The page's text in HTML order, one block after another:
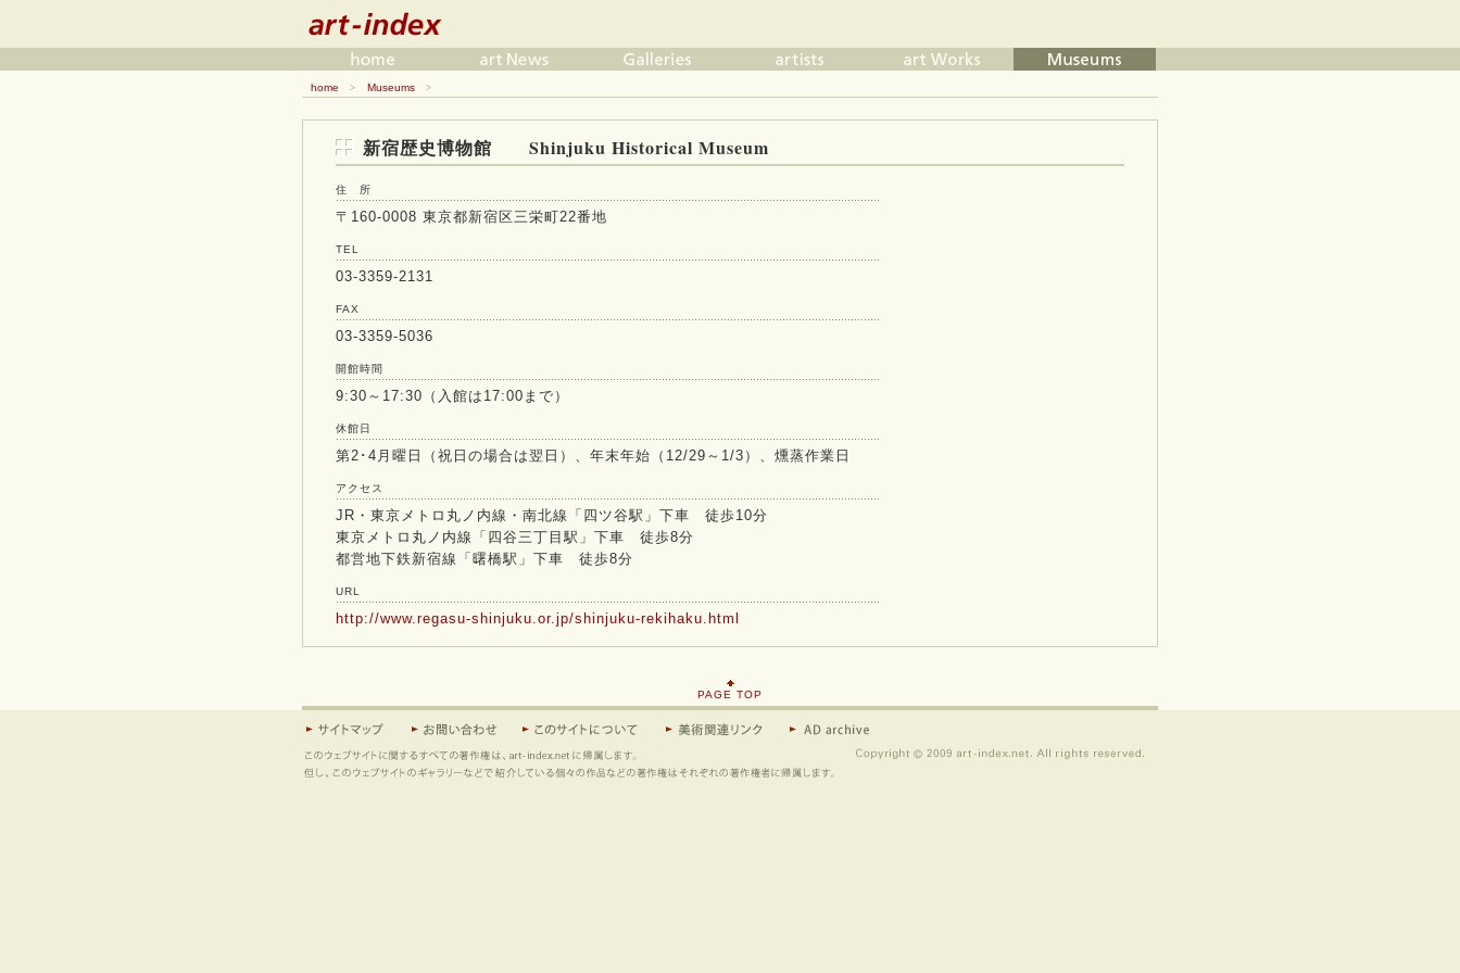
home > Museums >
新宿歴史博物館 Shinjuku Historical Museum
住 所
〒160-0008 東京都新宿区三栄町22番地
TEL
03-3359-2131
FAX
03-3359-5036
開館時間
9:30～17:30（入館は17:00まで）
休館日
第2･4月曜日（祝日の場合は翌日）、年末年始（12/29～1/3）、燻蒸作業日
アクセス
JR・東京メトロ丸ノ内線・南北線「四ツ谷駅」下車 徒歩10分
東京メトロ丸ノ内線「四谷三丁目駅」下車 徒歩8分
都営地下鉄新宿線「曙橋駅」下車 徒歩8分
URL
http://www.regasu-shinjuku.or.jp/shinjuku-rekihaku.html
PAGE TOP